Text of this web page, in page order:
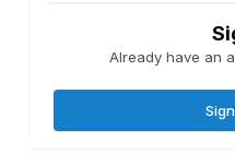
Already have an